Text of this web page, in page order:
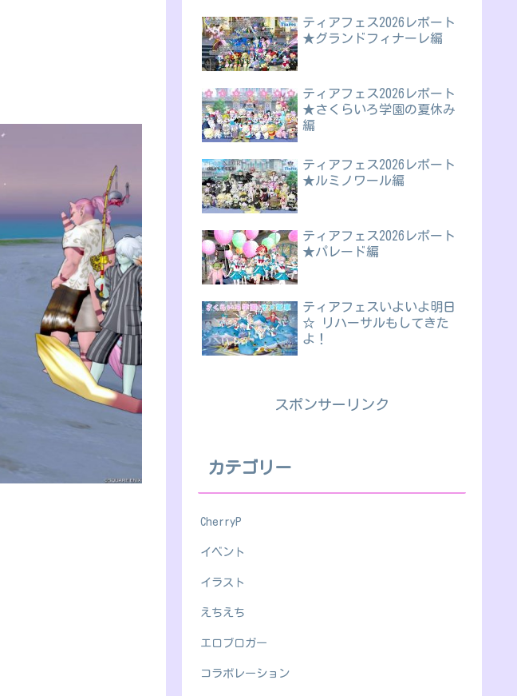
ティアフェス2026レポート
★グランドフィナーレ編
ティアフェス2026レポート
★さくらいろ学園の夏休み
編
ティアフェス2026レポート
★ルミノワール編
ティアフェス2026レポート
★パレード編
ティアフェスいよいよ明日
☆ リハーサルもしてきた
よ！
スポンサーリンク
カテゴリー
CherryP
イベント
イラスト
えちえち
エロブロガー
コラボレーション